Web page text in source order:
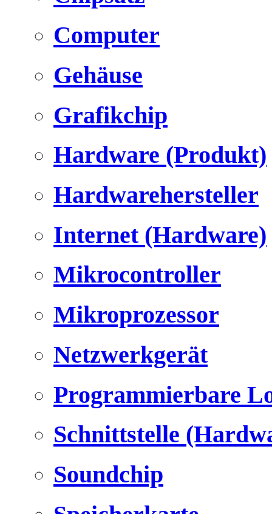
Computer
Gehäuse
Grafikchip
Hardware (Produkt)
Hardwarehersteller
Internet (Hardware)
Mikrocontroller
Mikroprozessor
Netzwerkgerät
Programmierbare
Schnittstelle
Soundchip